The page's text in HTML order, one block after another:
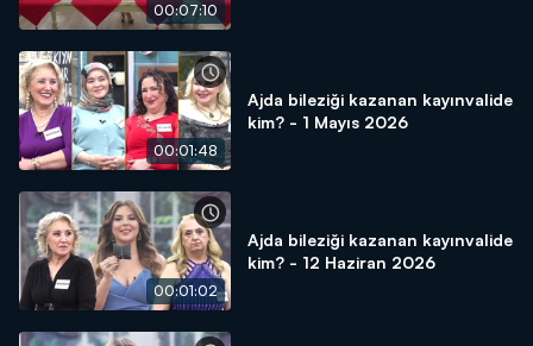
00:07:10
00:01:48
Ajda bileziği kazanan kayınvalide
kim? - 1 Mayıs 2026
00:01:02
Ajda bileziği kazanan kayınvalide
kim? - 12 Haziran 2026